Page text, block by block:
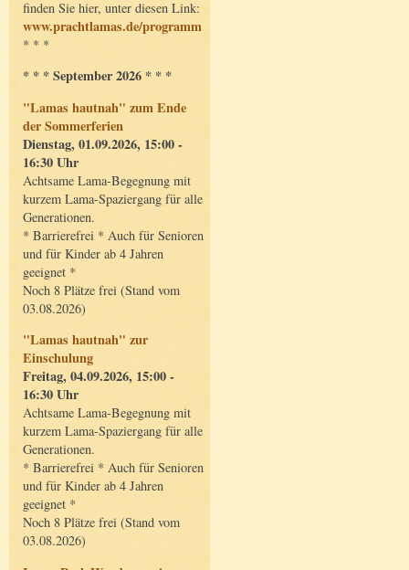
finden Sie hier, unter diesen Link:
www.prachtlamas.de/programm
* * *
* * * September 2026 * * *
"Lamas hautnah" zum Ende
der Sommerferien
Dienstag, 01.09.2026, 15:00 -
16:30 Uhr
Achtsame Lama-Begegnung mit
kurzem Lama-Spaziergang für alle
Generationen.
* Barrierefrei * Auch für Senioren
und für Kinder ab 4 Jahren
geeignet *
Noch 8 Plätze frei (Stand vom
03.08.2026)
"Lamas hautnah" zur
Einschulung
Freitag, 04.09.2026, 15:00 -
16:30 Uhr
Achtsame Lama-Begegnung mit
kurzem Lama-Spaziergang für alle
Generationen.
* Barrierefrei * Auch für Senioren
und für Kinder ab 4 Jahren
geeignet *
Noch 8 Plätze frei (Stand vom
03.08.2026)